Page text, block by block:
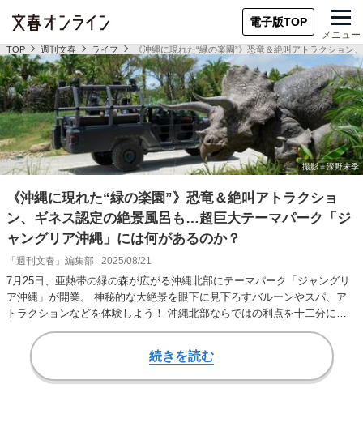
電子版TOP
メニュー
TOP 週刊文春 ライフ 《沖縄に現れた“緑の楽園”》恐竜＆絶叫アトラクショ
《沖縄に現れた“緑の楽園”》恐竜＆絶叫アトラクショ
ン、ギネス認定の絶景風呂も…超巨大テーマパーク「ジ
ャングリア沖縄」には何があるのか？
「週刊文春」編集部 2025/08/21
7月25日、亜熱帯の緑の森が広がる沖縄北部にテーマパーク「ジャングリ
ア沖縄」が開業。 神秘的な大絶景を眼下に見下ろすバルーンやスパ、ア
トラクションなどを体験しよう！ 沖縄北部ならではの利点を十二分に活
かしたテーマパ…
続きを読む